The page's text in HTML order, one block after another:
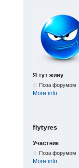
Я тут живу
Поза форумом
More info
flytyres
Участник
Поза форумом
More info